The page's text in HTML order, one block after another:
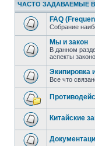
ЧАСТО ЗАДАВАЕМЫЕ
FAQ
Собрание
Мы и закон
В данном
аспекты
Экипировка
Все что
Китайские